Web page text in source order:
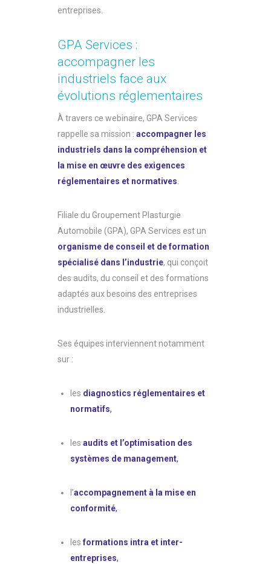
entreprises.
GPA Services :
accompagner les
industriels face aux
évolutions réglementaires
À travers ce webinaire, GPA Services
rappelle sa mission : accompagner les
industriels dans la compréhension et
la mise en œuvre des exigences
réglementaires et normatives
Filiale du Groupement Plasturgie
Automobile (GPA), GPA Services est un
organisme de conseil et de formation
spécialisé dans l’industrie, qui conçoit
des audits, du conseil et des formations
adaptés aux besoins des entreprises
industrielles.
Ses équipes interviennent notamment
sur :
les diagnostics réglementaires et
normatifs,
les audits et l’optimisation des
systèmes de management,
l’accompagnement à la mise en
conformité,
les formations intra et inter-
entreprises,